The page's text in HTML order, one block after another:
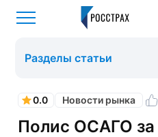
0.0 Новости рынка
Полис ОСАГО за
Разделы статьи